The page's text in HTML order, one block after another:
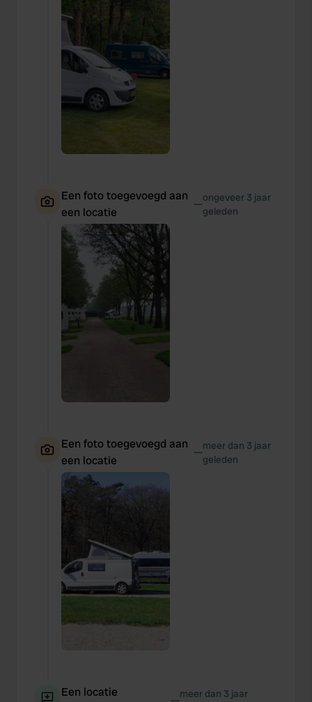
Een foto toegevoegd aan
een locatie
—ongeveer 3 jaar
geleden
Een foto toegevoegd aan
een locatie
—meer dan 3 jaar
geleden
Een locatie
meer dan 3 jaar